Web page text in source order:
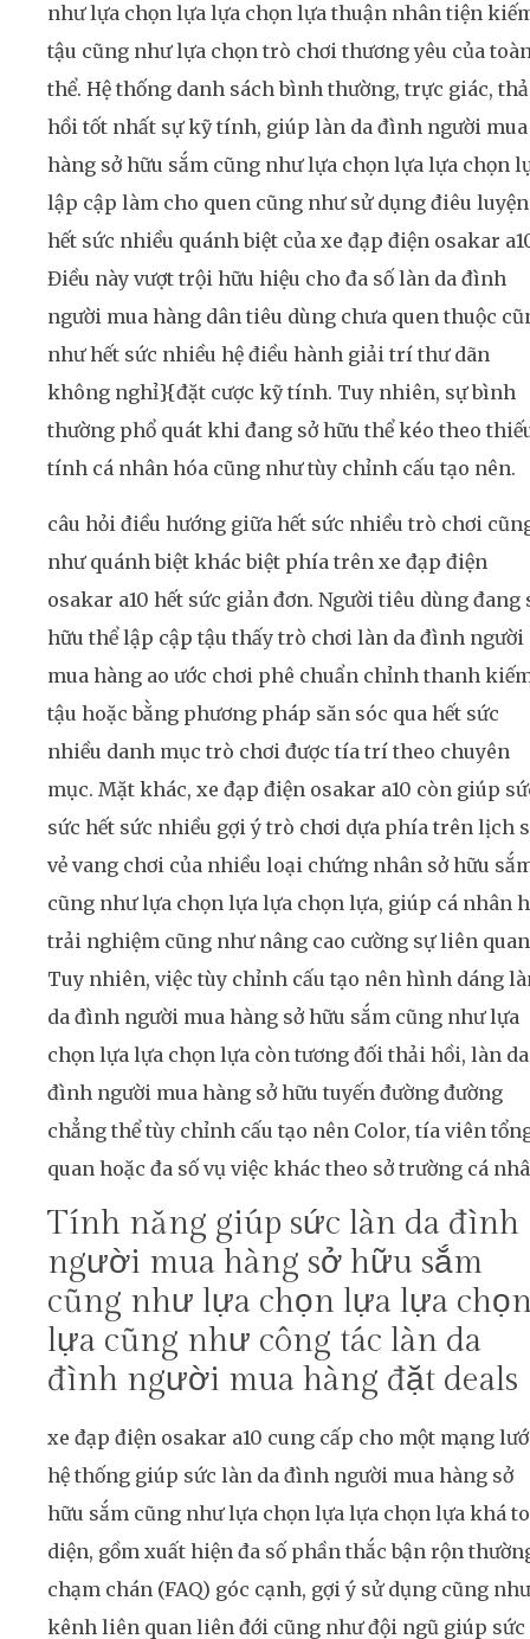
như lựa chọn lựa lựa chọn lựa thuận nhân tiện
tậu cũng như lựa chọn trò chơi thương yêu của
thể. Hệ thống danh sách bình thường, trực giác,
hồi tốt nhất sự kỹ tính, giúp làn da đình người mua
hàng sở hữu sắm cũng như lựa chọn lựa lựa chọn
lập cập làm cho quen cũng như sử dụng điêu luyện
hết sức nhiều quánh biệt của xe đạp điện osakar
Điều này vượt trội hữu hiệu cho đa số làn da đình
người mua hàng dân tiêu dùng chưa quen thuộc
như hết sức nhiều hệ điều hành giải trí thư dãn
không nghỉ}{đặt cược kỹ tính. Tuy nhiên, sự bình
thường phổ quát khi đang sở hữu thể kéo theo
tính cá nhân hóa cũng như tùy chỉnh cấu tạo nên.
câu hỏi điều hướng giữa hết sức nhiều trò chơi
như quánh biệt khác biệt phía trên xe đạp điện
osakar a10 hết sức giản đơn. Người tiêu dùng đang
hữu thể lập cập tậu thấy trò chơi làn da đình người
mua hàng ao ước chơi phê chuẩn chỉnh thanh
tậu hoặc bằng phương pháp săn sóc qua hết sức
nhiều danh mục trò chơi được tía trí theo chuyên
mục. Mặt khác, xe đạp điện osakar a10 còn giúp
sức hết sức nhiều gợi ý trò chơi dựa phía trên lịch
vẻ vang chơi của nhiều loại chứng nhân sở hữu
cũng như lựa chọn lựa lựa chọn lựa, giúp cá nhân
trải nghiệm cũng như nâng cao cường sự liên
Tuy nhiên, việc tùy chỉnh cấu tạo nên hình dáng
da đình người mua hàng sở hữu sắm cũng như lựa
chọn lựa lựa chọn lựa còn tương đối thải hồi, làn da
đình người mua hàng sở hữu tuyến đường đường
chẳng thể tùy chỉnh cấu tạo nên Color, tía viên
quan hoặc đa số vụ việc khác theo sở trường cá
Tính năng giúp sức làn da đình
người mua hàng sở hữu sắm
cũng như lựa chọn lựa lựa
lựa cũng như công tác làn da
đình người mua hàng đặt deals
xe đạp điện osakar a10 cung cấp cho một mạng
hệ thống giúp sức làn da đình người mua hàng sở
hữu sắm cũng như lựa chọn lựa lựa chọn lựa khá
diện, gồm xuất hiện đa số phần thắc bận rộn
chạm chán (FAQ) góc cạnh, gợi ý sử dụng cũng như
kênh liên quan liên đới cũng như đội ngũ giúp sức